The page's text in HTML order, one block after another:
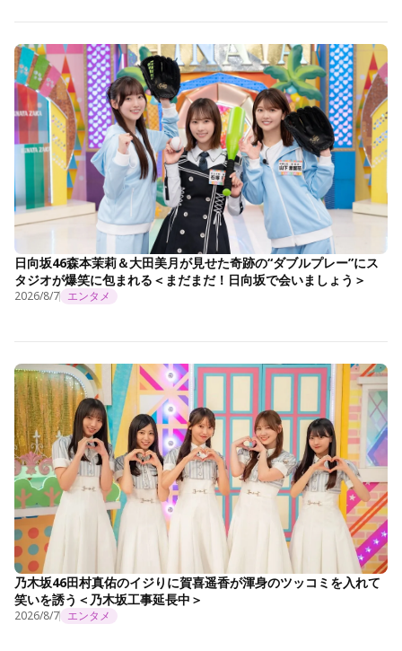
日向坂46森本茉莉＆大田美月が見せた奇跡の“ダブルプレー”にス
タジオが爆笑に包まれる＜まだまだ！日向坂で会いましょう＞
2026/8/7 エンタメ
乃木坂46田村真佑のイジりに賀喜遥香が渾身のツッコミを入れて
笑いを誘う＜乃木坂工事延長中＞
2026/8/7 エンタメ